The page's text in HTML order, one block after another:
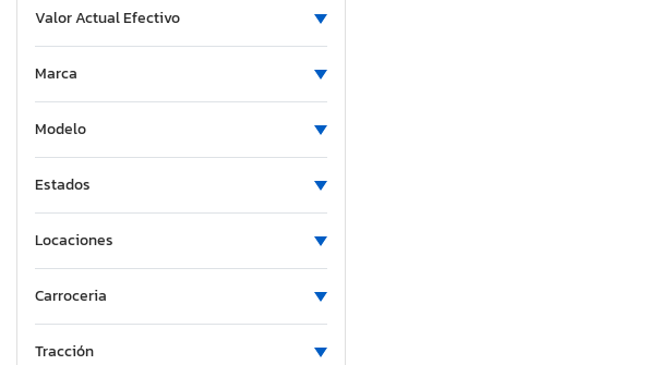
Valor Actual Efectivo
Marca
Modelo
Estados
Locaciones
Carroceria
Tracción